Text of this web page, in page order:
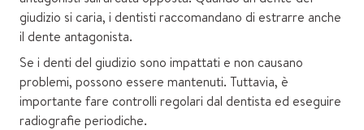
giudizio si caria, i dentisti raccomandano di estrarre anche
il dente antagonista.
Se i denti del giudizio sono impattati e non causano
problemi, possono essere mantenuti. Tuttavia, è
importante fare controlli regolari dal dentista ed eseguire
radiografie periodiche.